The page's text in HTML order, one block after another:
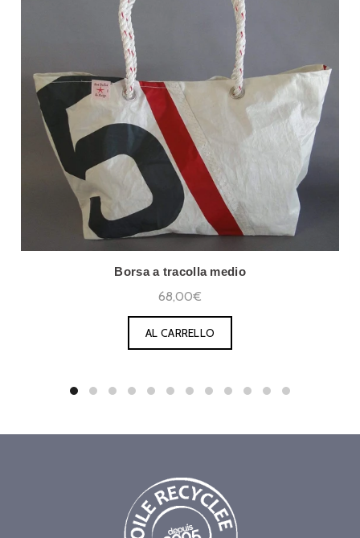
Borsa a tracolla medio
68,00€
AL CARRELLO